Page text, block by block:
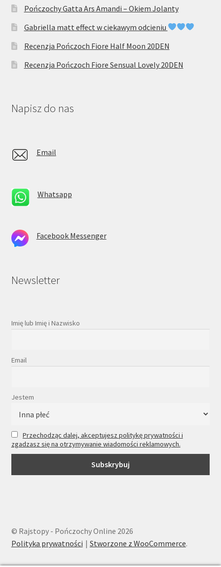
Pończochy Gatta Ars Amandi – Okiem Jolanty
Gabriella matt effect w ciekawym odcieniu
Recenzja Pończoch Fiore Half Moon 20DEN
Recenzja Pończoch Fiore Sensual Lovely 20DEN
Napisz do nas
Email
Whatsapp
Facebook Messenger
Newsletter
Imię lub Imię i Nazwisko
Email
Jestem
Przechodząc dalej, akceptujesz politykę prywatności i
zgadzasz się na otrzymywanie wiadomości reklamowych.
© Rajstopy - Pończochy Online 2026
Polityka prywatności
Stworzone z WooCommerce.